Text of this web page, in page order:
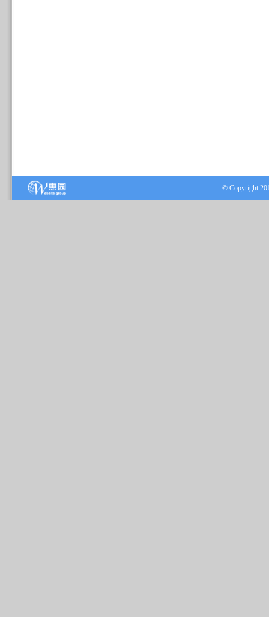
© Copyright